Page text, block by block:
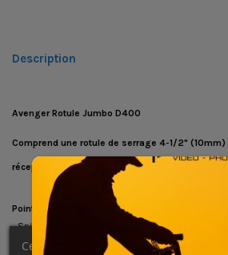
Description
Avenger Rotule Jumbo D400
Comprend une rotule de serrage 4-1/2"
récepteur junior.
Points forts
- Spigots mâle et femelle de 28 mm (1″1/8)
- Robuste
Ce site Web utilise ses propres cookies